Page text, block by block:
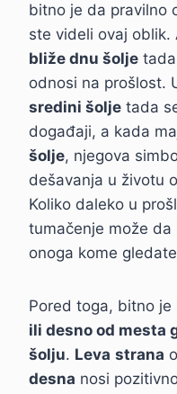
bitno je da pravilno
ste videli ovaj oblik.
bliže dnu šolje
odnosi na prošlost.
sredini šolje tada
događaji, a kada
šolje, njegova
dešavanja u životu
Koliko daleko u
tumačenje može
onoga kome
Pored toga, bitno
ili desno od mesta
šolju. Leva strana
desna nosi